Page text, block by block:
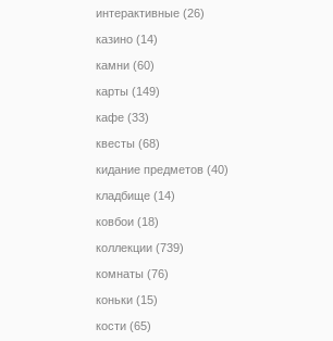
интерактивные (26)
казино (14)
камни (60)
карты (149)
кафе (33)
квесты (68)
кидание предметов (40)
кладбище (14)
ковбои (18)
коллекции (739)
комнаты (76)
коньки (15)
кости (65)